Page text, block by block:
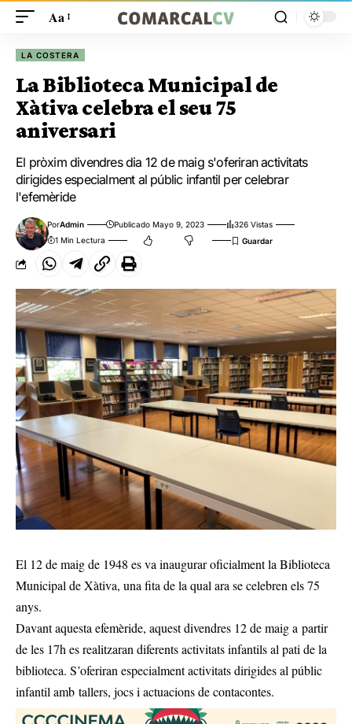
Aa
LA COSTERA
La Biblioteca Municipal de
Xàtiva celebra el seu 75
aniversari
El pròxim divendres dia 12 de maig s'oferiran activitats
dirigides especialment al públic infantil per celebrar
l'efemèride
PorAdmin Publicado Mayo 9, 2023
326 Vistas
1 Min Lectura
El 12 de maig de 1948 es va inaugurar oficialment la Biblioteca
Municipal de Xàtiva, una fita de la qual ara se celebren els 75
anys.
Davant aquesta efemèride, aquest divendres 12 de maig a partir
de les 17h es realitzaran diferents activitats infantils al pati de la
biblioteca. S’oferiran especialment activitats dirigides al públic
infantil amb tallers, jocs i actuacions de contacontes.